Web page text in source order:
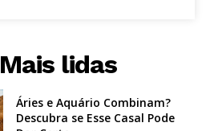
Mais lidas
Áries e Aquário Combinam?
Descubra se Esse Casal Pode